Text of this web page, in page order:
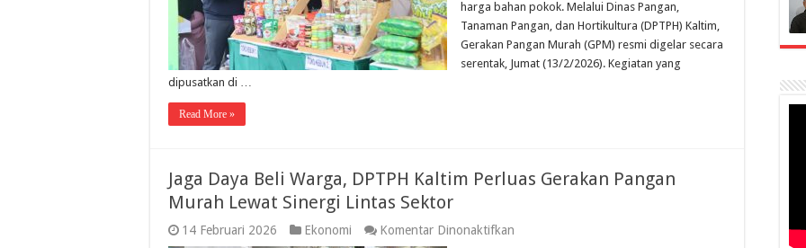
Gelar
Gerakan
Pangan
Murah
Serentak
harga bahan pokok. Melalui Dinas Pangan,
Tanaman Pangan, dan Hortikultura (DPTPH) Kaltim,
Gerakan Pangan Murah (GPM) resmi digelar secara
serentak, Jumat (13/2/2026). Kegiatan yang
dipusatkan di …
Read More »
Jaga Daya Beli Warga, DPTPH Kaltim Perluas Gerakan Pangan
Murah Lewat Sinergi Lintas Sektor
14 Februari 2026 Ekonomi Komentar Dinonaktifkan